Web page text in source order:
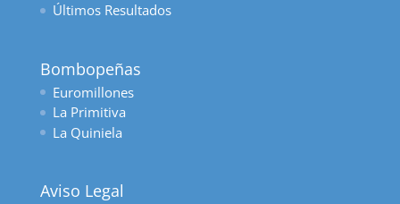
Últimos Resultados
Bombopeñas
Euromillones
La Primitiva
La Quiniela
Aviso Legal